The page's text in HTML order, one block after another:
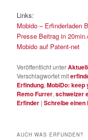
Links:
Mobido – Erfinderladen
Presse Beitrag in
Mobido auf Patent-net
Veröffentlicht unter
Verschlagwortet mit
Erfindung,MobiDo: keep
Remo Furrer,schweizer
Erfinder |Schreibe
AUCH WAS ERFUNDEN?